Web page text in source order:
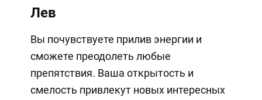
Лев
Вы почувствуете прилив энергии и
сможете преодолеть любые
препятствия. Ваша открытость и
смелость привлекут новых интересных